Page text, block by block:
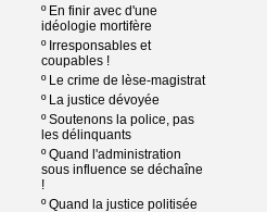
º En finir avec d'une
idéologie mortifère
º Irresponsables et
coupables !
º Le crime de lèse-magistrat
º La justice dévoyée
ºSoutenons la police, pas
les délinquants
ºQuand l'administration
sous influence se déchaîne
!
ºQuand la justice politisée